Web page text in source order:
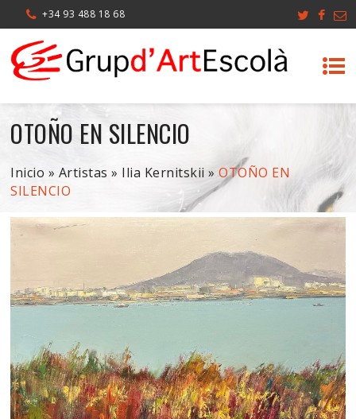
+34 93 488 18 68
OTOÑO EN SILENCIO
Inicio » Artistas » Ilia Kernitskii »OTOÑO EN
SILENCIO